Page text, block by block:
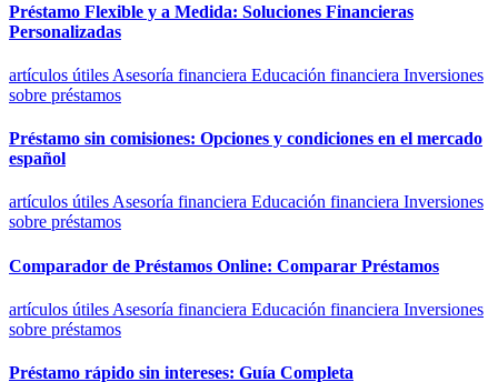
Préstamo Flexible y a Medida: Soluciones Financieras
Personalizadas
artículos útiles Asesoría financiera Educación financiera Inversiones
sobre préstamos
Préstamo sin comisiones: Opciones y condiciones en el mercado
español
artículos útilesAsesoría financiera Educación financiera Inversiones
sobre préstamos
Comparador de Préstamos Online: Comparar Préstamos
artículos útiles Asesoría financiera Educación financiera Inversiones
sobre préstamos
Préstamo rápido sin intereses: Guía Completa